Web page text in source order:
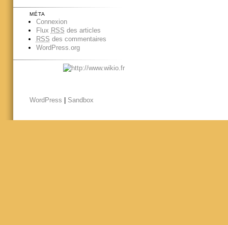
MÉTA
Connexion
Flux RSS des articles
RSS des commentaires
WordPress.org
WordPress Sandbox